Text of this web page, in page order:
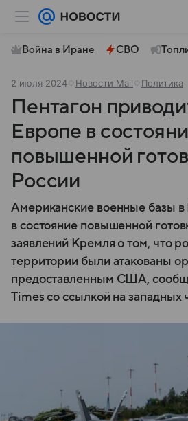
Война в Иране СВО
2 июля 2024 Новости Mail Политика
Пентагон
Европе в
повышенной
России
Американские военные базы
в состояние повышенной
заявлений Кремля о том, что
территории были атакованы
предоставленным США,
Times со ссылкой на западных